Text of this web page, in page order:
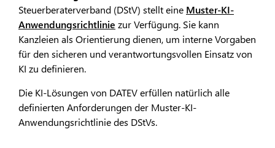
Steuerberaterverband (DStV) stellt eine Muster-KI-
Anwendungsrichtlinie zur Verfügung. Sie kann
Kanzleien als Orientierung dienen, um interne Vorgaben
für den sicheren und verantwortungsvollen Einsatz von
KI zu definieren.
Die KI-Lösungen von DATEV erfüllen natürlich alle
definierten Anforderungen der Muster-KI-
Anwendungsrichtlinie des DStVs.